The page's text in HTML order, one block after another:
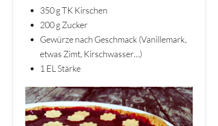
350 g TK Kirschen
200 g Zucker
Gewürze nach Geschmack (Vanillemark,
etwas Zimt, Kirschwasser…)
1 EL Stärke